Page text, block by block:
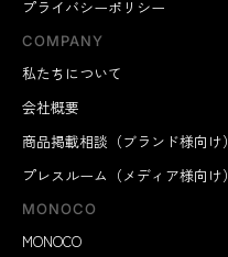
プライバシーポリシー
COMPANY
私たちについて
会社概要
商品掲載相談（ブランド様向け）
プレスルーム（メディア様向け）
MONOCO
MONOCO